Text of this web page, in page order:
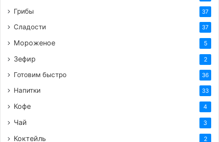
Грибы 37
Сладости 37
Мороженое 5
Зефир 2
Готовим быстро 36
Напитки 33
Кофе 4
Чай 3
Коктейль 2